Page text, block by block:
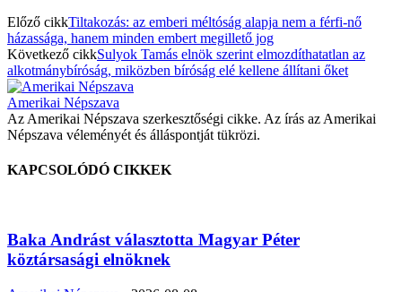
Előző cikkTiltakozás: az emberi méltóság alapja nem a férfi-nő
házassága, hanem minden embert megillető jog
Következő cikkSulyok Tamás elnök szerint elmozdíthatatlan az
alkotmánybíróság, miközben bíróság elé kellene állítani őket
Amerikai Népszava
Az Amerikai Népszava szerkesztőségi cikke. Az írás az Amerikai
Népszava véleményét és álláspontját tükrözi.
KAPCSOLÓDÓ CIKKEK
Baka Andrást választotta Magyar Péter
köztársasági elnöknek